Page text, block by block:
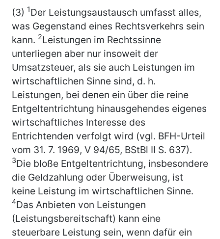
(3) 1Der Leistungsaustausch umfasst alles,
was Gegenstand eines Rechtsverkehrs sein
kann. 2Leistungen im Rechtssinne
unterliegen aber nur insoweit der
Umsatzsteuer, als sie auch Leistungen im
wirtschaftlichen Sinne sind, d. h.
Leistungen, bei denen ein über die reine
Entgeltentrichtung hinausgehendes eigenes
wirtschaftliches Interesse des
Entrichtenden verfolgt wird (vgl. BFH-Urteil
vom 31. 7. 1969, V 94/65, BStBl II S. 637).
3Die bloße Entgeltentrichtung, insbesondere
die Geldzahlung oder Überweisung, ist
keine Leistung im wirtschaftlichen Sinne.
4Das Anbieten von Leistungen
(Leistungsbereitschaft) kann eine
steuerbare Leistung sein, wenn dafür ein